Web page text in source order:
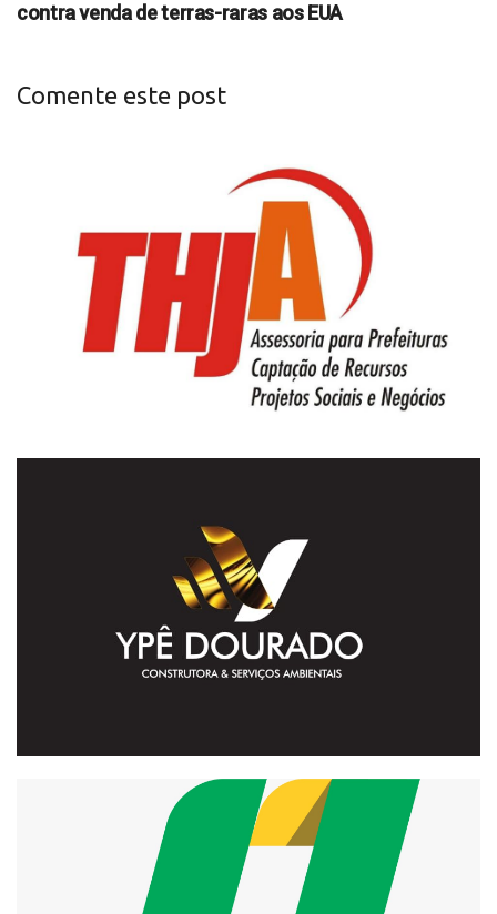
contra venda de terras-raras aos EUA
Comente este post